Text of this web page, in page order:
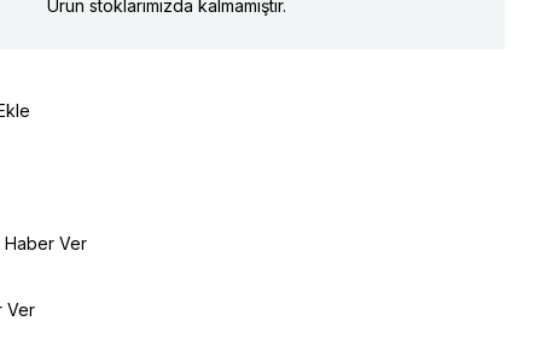
Ürün stoklarımızda kalmamıştır.
Haber Ver
Ver